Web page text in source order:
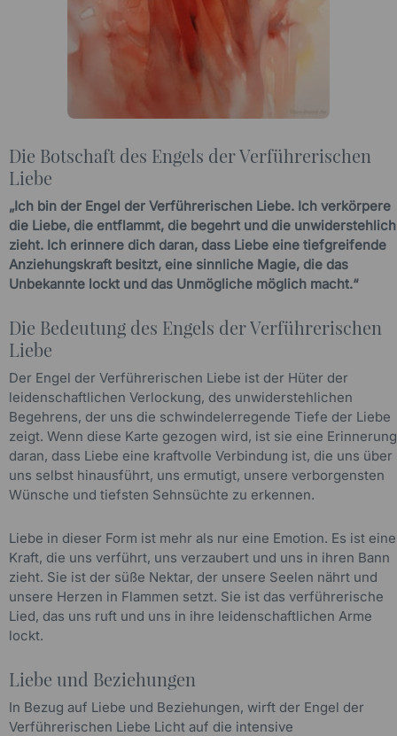
Die Botschaft des Engels der Verführerischen
Liebe
„Ich bin der Engel der Verführerischen Liebe. Ich verkörpere
die Liebe, die entflammt, die begehrt und die unwiderstehlich
zieht. Ich erinnere dich daran, dass Liebe eine tiefgreifende
Anziehungskraft besitzt, eine sinnliche Magie, die das
Unbekannte lockt und das Unmögliche möglich macht.“
Die Bedeutung des Engels der Verführerischen
Liebe
Der Engel der Verführerischen Liebe ist der Hüter der
leidenschaftlichen Verlockung, des unwiderstehlichen
Begehrens, der uns die schwindelerregende Tiefe der Liebe
zeigt. Wenn diese Karte gezogen wird, ist sie eine Erinnerung
daran, dass Liebe eine kraftvolle Verbindung ist, die uns über
uns selbst hinausführt, uns ermutigt, unsere verborgensten
Wünsche und tiefsten Sehnsüchte zu erkennen.
Liebe in dieser Form ist mehr als nur eine Emotion. Es ist eine
Kraft, die uns verführt, uns verzaubert und uns in ihren Bann
zieht. Sie ist der süße Nektar, der unsere Seelen nährt und
unsere Herzen in Flammen setzt. Sie ist das verführerische
Lied, das uns ruft und uns in ihre leidenschaftlichen Arme
lockt.
Liebe und Beziehungen
In Bezug auf Liebe und Beziehungen, wirft der Engel der
Verführerischen Liebe Licht auf die intensive